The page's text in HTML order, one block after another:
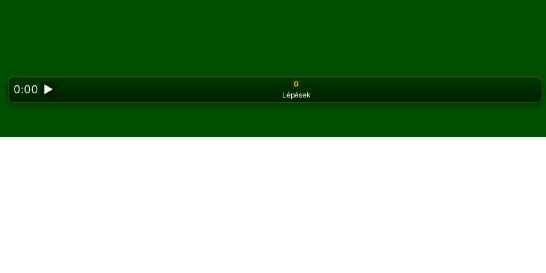
0:00 ▶
0
Lépések